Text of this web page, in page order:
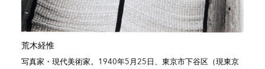
荒木経惟
写真家・現代美術家。1940年5月25日、東京市下谷区（現東京